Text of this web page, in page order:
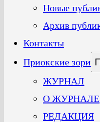
Новые
Архив
Контакты
Приокские зори
ЖУРНАЛ
О ЖУРНАЛЕ
РЕДАКЦИЯ